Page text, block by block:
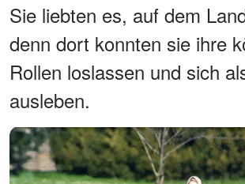
Sie liebten es, auf dem
denn dort konnten sie ihre
Rollen loslassen und sich
ausleben.